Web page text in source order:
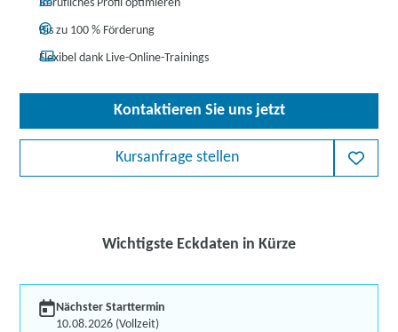
Berufliches Profil optimieren
Bis zu 100 % Förderung
Flexibel dank Live-Online-Trainings
Kontaktieren Sie uns jetzt
Kursanfrage stellen
Wichtigste Eckdaten in Kürze
Nächster Starttermin
10.08.2026 (Vollzeit)